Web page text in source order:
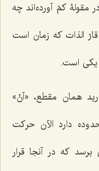
کمّ آورده‌اند چه
الذات که زمان است
یکی است.
همان مقطع، «آنْ»
دارد الآن حرکت
که در آنجا قرار